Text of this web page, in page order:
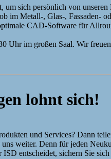
um sich persönlich von unseren
im Metall-, Glas-, Fassaden-
CAD-Software für
Uhr im großen Saal. Wir
lohnt sich!
und Services? Dann
weiter. Denn für jeden
entscheidet, sichern Sie